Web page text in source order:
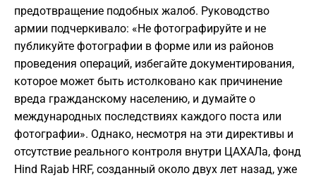
предотвращение подобных жалоб. Руководство
армии подчеркивало: «Не фотографируйте и не
публикуйте фотографии в форме или из районов
проведения операций, избегайте документирования,
которое может быть истолковано как причинение
вреда гражданскому населению, и думайте о
международных последствиях каждого поста или
фотографии». Однако, несмотря на эти директивы и
отсутствие реального контроля внутри ЦАХАЛа, фонд
Hind Rajab HRF, созданный около двух лет назад, уже